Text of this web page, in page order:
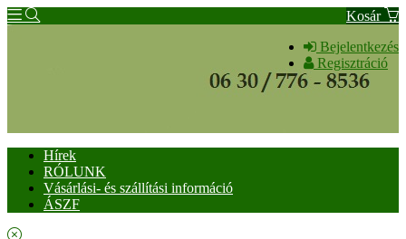
Kosár
Bejelentkezés
Regisztráció
Hírek
RÓLUNK
Vásárlási- és szállítási információ
ÁSZF